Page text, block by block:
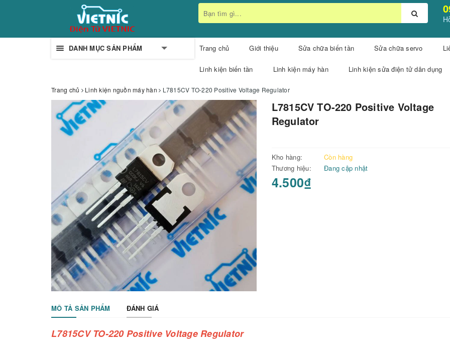
DANH MỤC SẢN PHẨM Trang chủ Giới thiệu Sửa chữa biến tần Sửa chữa servo
Linh kiện biến tần Linh kiện máy hàn Linh kiện sửa điện tử dân dụng
Trang chủ Linh kiện nguồn máy hàn L7815CV TO-220 Positive Voltage Regulator
L7815CV TO-220 Positive Voltage
Regulator
Kho hàng:
Còn hàng
Thương hiệu:
Đang cập nhật
4.500₫
MÔ TẢ SẢN PHẨM ĐÁNH GIÁ
L7815CV TO-220 Positive Voltage Regulator